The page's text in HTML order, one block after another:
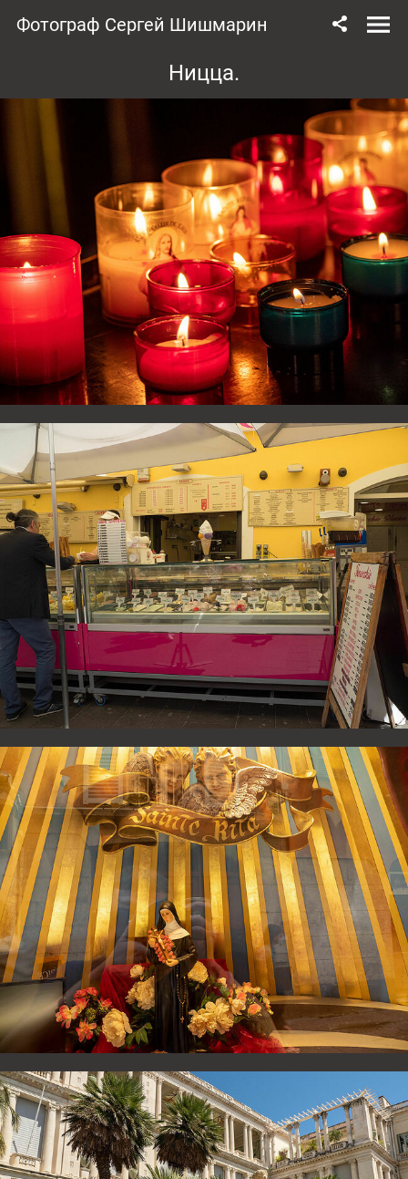
Фотограф Сергей Шишмарин
Ницца.